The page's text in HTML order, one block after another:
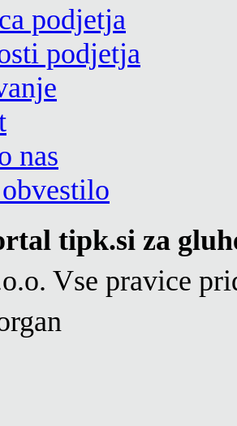
podjetja
podjetja
nas
tipk.si za
Vse pravice